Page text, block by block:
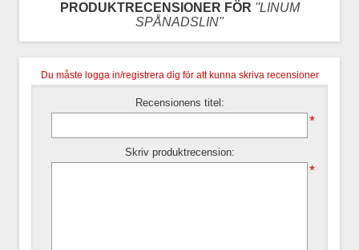
PRODUKTRECENSIONER FÖR
LINUM
SPÅNADSLIN
Du måste logga in/registrera dig för att kunna skriva recensioner
Recensionens titel:
*
Skriv produktrecension:
*